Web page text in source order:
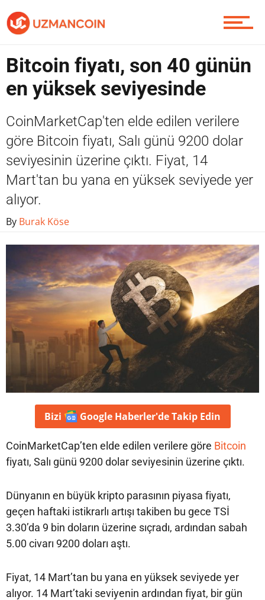
Yazarlardan
Soru Sor
Contact / İletişim
Bitcoin fiyatı, son 40 günün
en yüksek seviyesinde
CoinMarketCap'ten elde edilen verilere
göre Bitcoin fiyatı, Salı günü 9200 dolar
seviyesinin üzerine çıktı. Fiyat, 14
Mart'tan bu yana en yüksek seviyede yer
alıyor.
By Burak Köse
Bizi Google Haberler'deTakip Edin
CoinMarketCap’ten elde edilen verilere göre Bitcoin
fiyatı, Salı günü 9200 dolar seviyesinin üzerine çıktı.
Dünyanın en büyük kripto parasının piyasa fiyatı,
geçen haftaki istikrarlı artışı takiben bu gece TSİ
3.30’da 9 bin doların üzerine sıçradı, ardından sabah
5.00 civarı 9200 doları aştı.
Fiyat, 14 Mart’tan bu yana en yüksek seviyede yer
alıyor. 14 Mart’taki seviyenin ardından fiyat, bir gün